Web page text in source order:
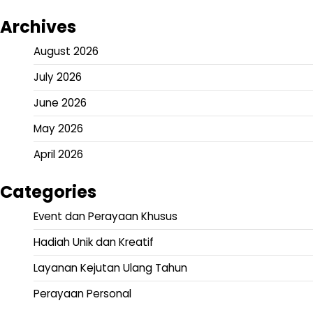
Archives
August 2026
July 2026
June 2026
May 2026
April 2026
Categories
Event dan Perayaan Khusus
Hadiah Unik dan Kreatif
Layanan Kejutan Ulang Tahun
Perayaan Personal